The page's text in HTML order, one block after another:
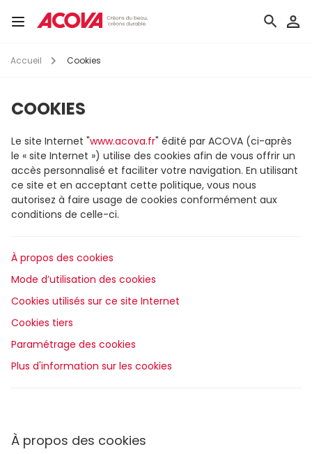
au Toggle
Accueil Cookies
COOKIES
Le site Internet "www.acova.fr" édité par ACOVA (ci-après
le « site Internet ») utilise des cookies afin de vous offrir un
accès personnalisé et faciliter votre navigation. En utilisant
ce site et en acceptant cette politique, vous nous
autorisez à faire usage de cookies conformément aux
conditions de celle-ci.
À propos des cookies
Mode d’utilisation des cookies
Cookies utilisés sur ce site Internet
Cookies tiers
Paramétrage des cookies
Plus d'information sur les cookies
À propos des cookies